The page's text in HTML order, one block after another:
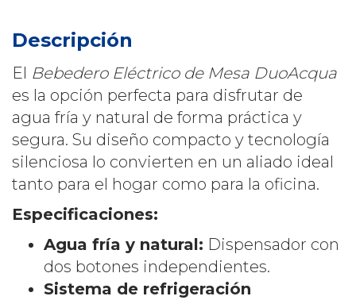
Descripción
El Bebedero Eléctrico de Mesa DuoAcqua
es la opción perfecta para disfrutar de
agua fría y natural de forma práctica y
segura. Su diseño compacto y tecnología
silenciosa lo convierten en un aliado ideal
tanto para el hogar como para la oficina.
Especificaciones:
Agua fría y natural: Dispensador con
dos botones independientes.
Sistema de refrigeración